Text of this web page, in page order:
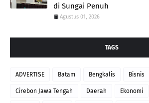
di Sungai Penuh
Agustus 01, 2026
TAGS
ADVERTISE Batam Bengkalis Bisnis
Cirebon Jawa Tengah Daerah Ekonomi